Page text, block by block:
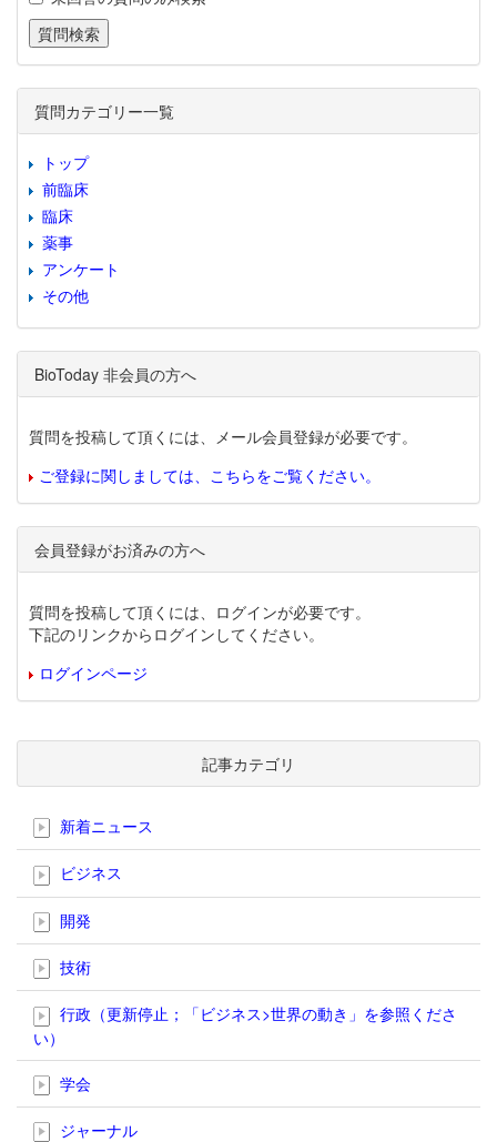
質問カテゴリー一覧
トップ
前臨床
臨床
薬事
アンケート
その他
BioToday 非会員の方へ
質問を投稿して頂くには、メール会員登録が必要です。
ご登録に関しましては、こちらをご覧ください。
会員登録がお済みの方へ
質問を投稿して頂くには、ログインが必要です。
下記のリンクからログインしてください。
ログインページ
記事カテゴリ
新着ニュース
ビジネス
開発
技術
行政（更新停止；「ビジネス>世界の動き」を参照くださ
い）
学会
ジャーナル